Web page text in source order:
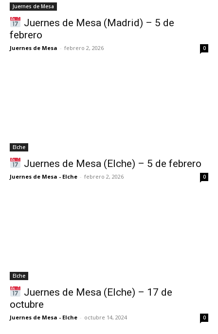
Juernes de Mesa
Juernes de Mesa (Madrid) – 5 de
febrero
Juernes de Mesa - febrero 2, 2026 0
Elche
Juernes de Mesa (Elche) – 5 de febrero
Juernes de Mesa - Elche - febrero 2, 2026 0
Elche
Juernes de Mesa (Elche) – 17 de
octubre
Juernes de Mesa - Elche - octubre 14, 2024 0